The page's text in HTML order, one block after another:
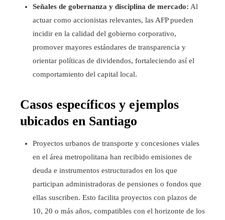
Señales de gobernanza y disciplina de mercado: Al
actuar como accionistas relevantes, las AFP pueden
incidir en la calidad del gobierno corporativo,
promover mayores estándares de transparencia y
orientar políticas de dividendos, fortaleciendo así el
comportamiento del capital local.
Casos específicos y ejemplos
ubicados en Santiago
Proyectos urbanos de transporte y concesiones viales
en el área metropolitana han recibido emisiones de
deuda e instrumentos estructurados en los que
participan administradoras de pensiones o fondos que
ellas suscriben. Esto facilita proyectos con plazos de
10, 20 o más años, compatibles con el horizonte de los